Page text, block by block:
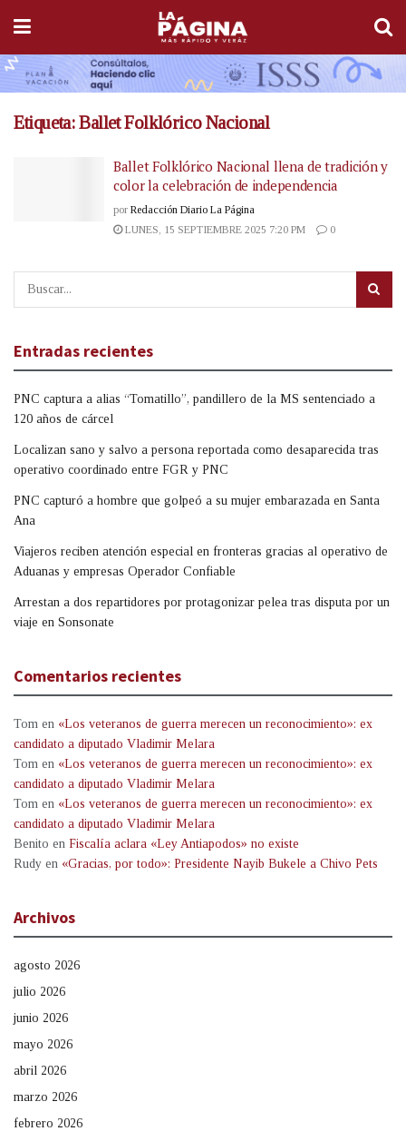
Etiqueta:Ballet Folklórico Nacional
Ballet Folklórico Nacional llena de tradición y
color la celebración de independencia
por Redacción Diario La Página
LUNES, 15 SEPTIEMBRE 2025 7:20 PM
0
Entradas recientes
PNC captura a alias “Tomatillo”, pandillero de la MS sentenciado a
120 años de cárcel
Localizan sano y salvo a persona reportada como desaparecida tras
operativo coordinado entre FGR y PNC
PNC capturó a hombre que golpeó a su mujer embarazada en Santa
Ana
Viajeros reciben atención especial en fronteras gracias al operativo de
Aduanas y empresas Operador Confiable
Arrestan a dos repartidores por protagonizar pelea tras disputa por un
viaje en Sonsonate
Comentarios recientes
Tom en «Los veteranos de guerra merecen un reconocimiento»: ex
candidato a diputado Vladimir Melara
Tom en «Los veteranos de guerra merecen un reconocimiento»: ex
candidato a diputado Vladimir Melara
Tom en «Los veteranos de guerra merecen un reconocimiento»: ex
candidato a diputado Vladimir Melara
Benito en Fiscalía aclara «Ley Antiapodos» no existe
Rudy en «Gracias, por todo»: Presidente Nayib Bukele a Chivo Pets
Archivos
agosto 2026
julio 2026
junio 2026
mayo 2026
abril 2026
marzo 2026
febrero 2026